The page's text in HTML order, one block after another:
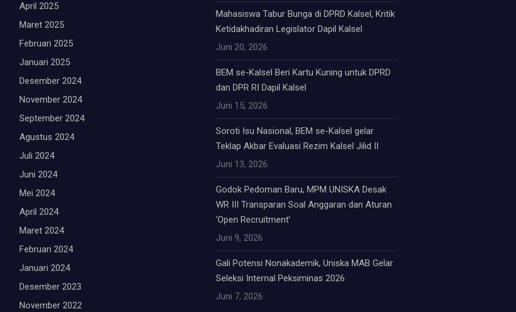
April 2025
Maret 2025
Februari 2025
Januari 2025
Desember 2024
November 2024
September 2024
Agustus 2024
Juli 2024
Juni 2024
Mei 2024
April 2024
Maret 2024
Februari 2024
Januari 2024
Desember 2023
November 2022
Mahasiswa Tabur Bunga di DPRD Kalsel, Kritik
Ketidakhadiran Legislator Dapil Kalsel
Juni 20, 2026
BEM se-Kalsel Beri Kartu Kuning untuk DPRD
dan DPR RI Dapil Kalsel
Juni 15, 2026
Soroti Isu Nasional, BEM se-Kalsel gelar
Teklap Akbar Evaluasi Rezim Kalsel Jilid II
Juni 13, 2026
Godok Pedoman Baru, MPM UNISKA Desak
WR III Transparan Soal Anggaran dan Aturan
‘Open Recruitment’
Juni 9, 2026
Gali Potensi Nonakademik, Uniska MAB Gelar
Seleksi Internal Peksiminas 2026
Juni 7, 2026